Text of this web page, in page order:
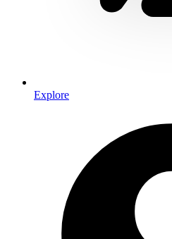
Explore